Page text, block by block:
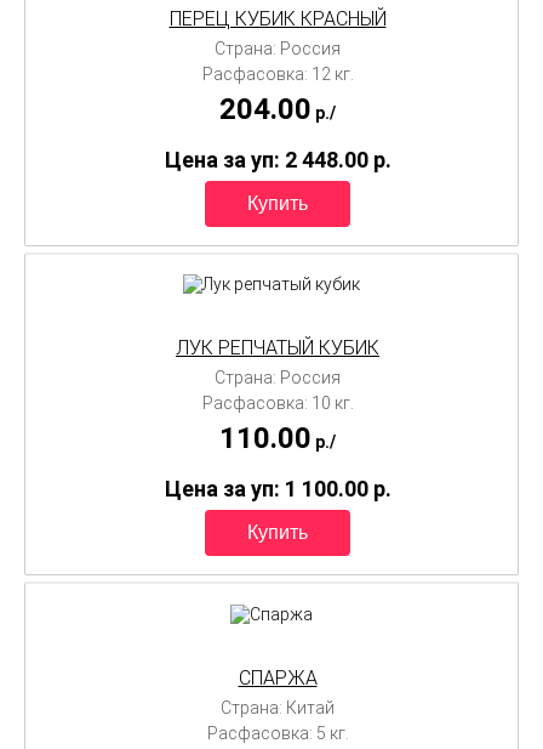
ПЕРЕЦ КУБИК КРАСНЫЙ
Страна: Россия
Расфасовка: 12 кг.
204.00 p./
Цена за уп: 2 448.00 p.
ЛУК РЕПЧАТЫЙ КУБИК
Страна: Россия
Расфасовка: 10 кг.
110.00 p./
Цена за уп: 1 100.00 p.
СПАРЖА
Страна: Китай
Расфасовка: 5 кг.